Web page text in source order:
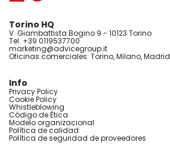
Torino HQ
V. Giambattista Bogino 9 - 10123 Torino
Tel. +39 0119537700
marketing@advicegroup.it
Oficinas comerciales: Torino, Milano, Madrid
Info
Privacy Policy
Cookie Policy
Whistleblowing
Código de Ética
Modelo organizacional
Política de calidad
Política de seguridad de proveedores